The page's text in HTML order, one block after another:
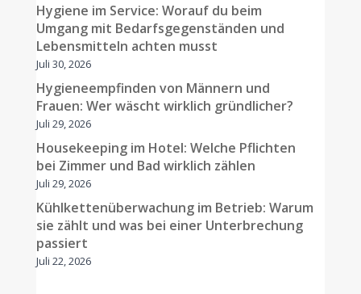
Hygiene im Service: Worauf du beim
Umgang mit Bedarfsgegenständen und
Lebensmitteln achten musst
Juli 30, 2026
Hygieneempfinden von Männern und
Frauen: Wer wäscht wirklich gründlicher?
Juli 29, 2026
Housekeeping im Hotel: Welche Pflichten
bei Zimmer und Bad wirklich zählen
Juli 29, 2026
Kühlkettenüberwachung im Betrieb: Warum
sie zählt und was bei einer Unterbrechung
passiert
Juli 22, 2026